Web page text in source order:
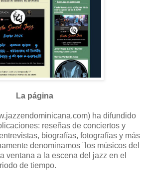
La página
ha difundido
reseñas de conciertos y
biografías, fotografías y más
denominamos ¨los músicos del
ventana a la escena del jazz en el
de tiempo.